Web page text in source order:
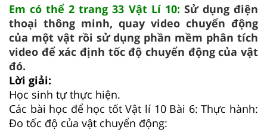
Em có thể 2 trang 33 Vật Lí 10: Sử dụng điện
thoại thông minh, quay video chuyển động
của một vật rồi sử dụng phần mềm phân tích
video để xác định tốc độ chuyển động của vật
đó.
Lời giải:
Học sinh tự thực hiện.
Các bài học để học tốt Vật lí 10 Bài 6: Thực hành:
Đo tốc độ của vật chuyển động: